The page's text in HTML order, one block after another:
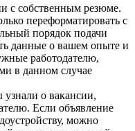
с собственным резюме.
переформатировать с
порядок подачи
данные о вашем опыте и
работодателю,
в данном случае
узнали о вакансии,
Если объявление
можно